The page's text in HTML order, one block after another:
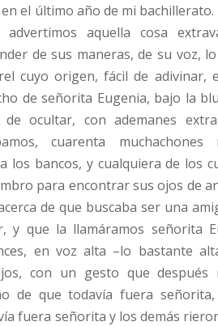
el último año de mi bachillerato.
aquella cosa
de sus maneras, de su voz,
cuyo origen, fácil de adivinar,
de señorita Eugenia, bajo la
ocultar, con ademanes
cuarenta muchachones
los bancos, y cualquiera de los
para encontrar sus ojos de
de que buscaba ser una
y que la llamáramos señorita
en voz alta –lo bastante
con un gesto que después
de que todavía fuera
fuera señorita y los demás